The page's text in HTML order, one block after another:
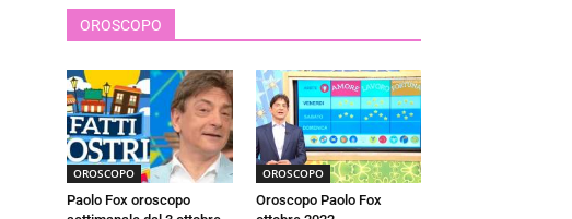
OROSCOPO
OROSCOPO
Paolo Fox oroscopo
OROSCOPO
Oroscopo Paolo Fox